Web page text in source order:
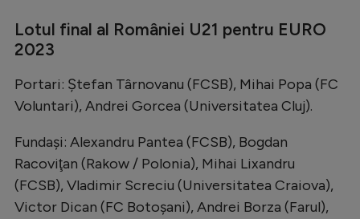
Lotul final al României U21 pentru EURO
2023
Portari: Ștefan Târnovanu (FCSB), Mihai Popa (FC
Voluntari), Andrei Gorcea (Universitatea Cluj).
Fundaşi: Alexandru Pantea (FCSB), Bogdan
Racoviţan (Rakow / Polonia), Mihai Lixandru
(FCSB), Vladimir Screciu (Universitatea Craiova),
Victor Dican (FC Botoşani), Andrei Borza (Farul),